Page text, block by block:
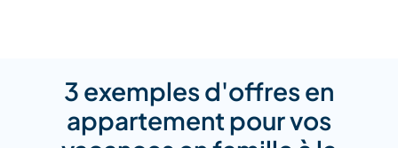
3 exemples d'offres en
appartement pour vos